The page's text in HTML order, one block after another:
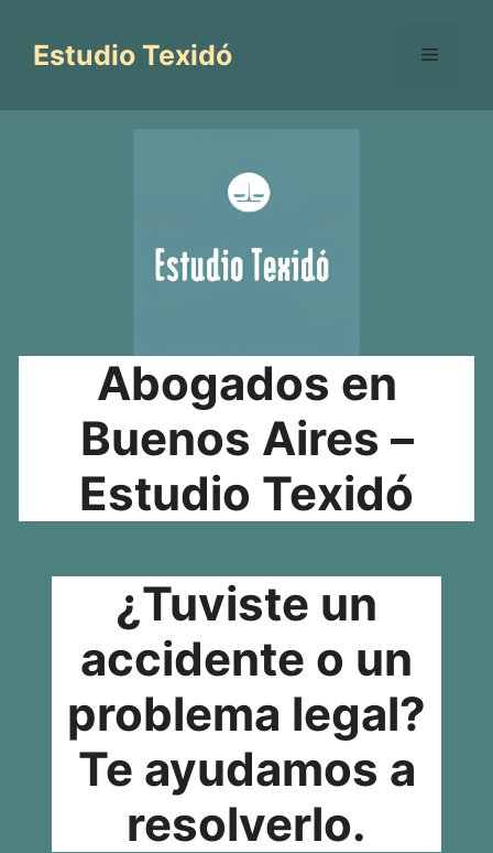
contenido
Estudio Texidó Menú
Abogados en
Buenos Aires –
Estudio Texidó
¿Tuviste un
accidente o un
problema legal?
Te ayudamos a
resolverlo.